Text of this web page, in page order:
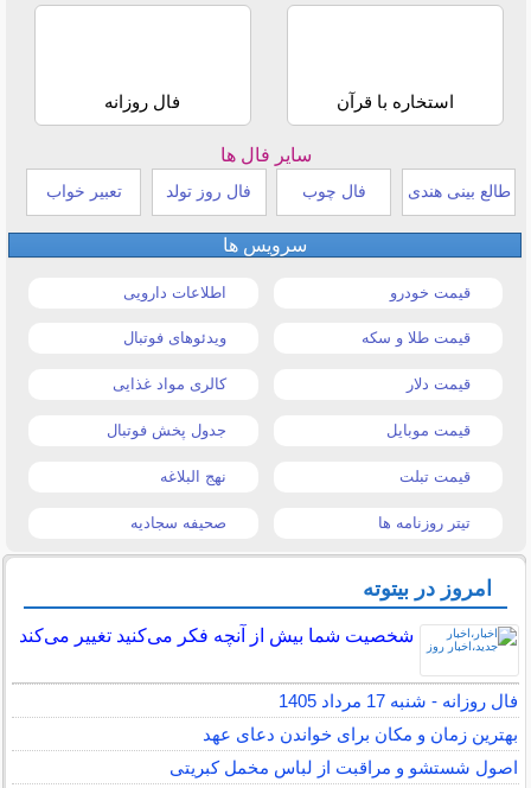
استخاره با قرآن فال روزانه
سایر فال ها
طالع بینی هندی فال چوب فال روز تولد تعبیر خواب
سرویس ها
قیمت خودرو اطلاعات دارویی
قیمت طلا و سکه ویدئوهای فوتبال
قیمت دلار کالری مواد غذایی
قیمت موبایل جدول پخش فوتبال
قیمت تبلت نهج البلاغه
تیتر روزنامه ها صحیفه سجادیه
امروز در بیتوته
شخصیت شما بیش از آنچه فکر می‌کنید تغییر می‌کند
فال روزانه - شنبه 17 مرداد 1405
بهترین زمان و مکان برای خواندن دعای عهد
اصول شستشو و مراقبت از لباس مخمل کبریتی